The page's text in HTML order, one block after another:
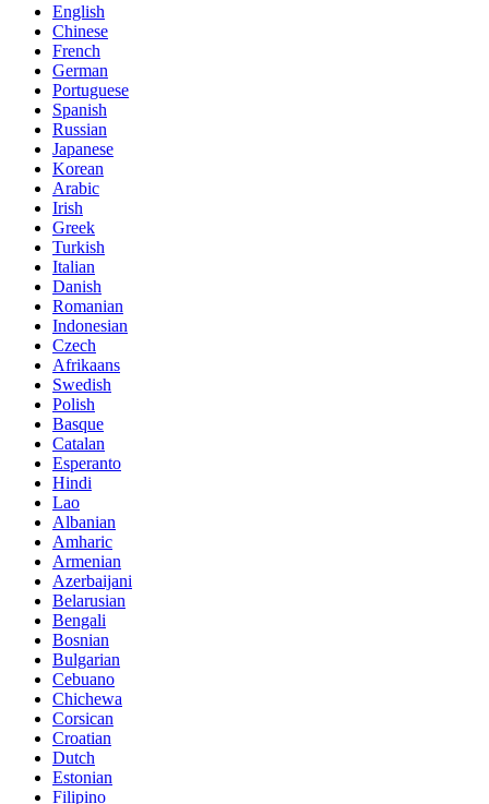
English
Chinese
French
German
Portuguese
Spanish
Russian
Japanese
Korean
Arabic
Irish
Greek
Turkish
Italian
Danish
Romanian
Indonesian
Czech
Afrikaans
Swedish
Polish
Basque
Catalan
Esperanto
Hindi
Lao
Albanian
Amharic
Armenian
Azerbaijani
Belarusian
Bengali
Bosnian
Bulgarian
Cebuano
Chichewa
Corsican
Croatian
Dutch
Estonian
Filipino